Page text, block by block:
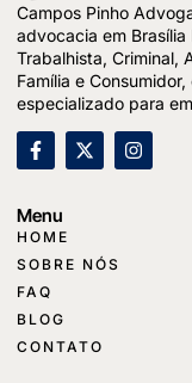
Campos Pinho
advocacia em
Trabalhista, Criminal,
Família e
especializado para
Menu
HOME
SOBRE NÓS
FAQ
BLOG
CONTATO